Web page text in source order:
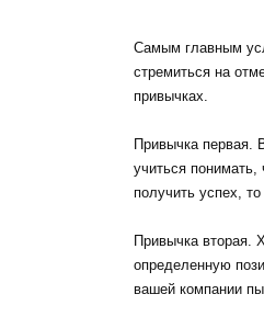
Самым главным
стремиться на
привычках.
Привычка первая.
учиться
получить успех,
Привычка вторая.
определенную
вашей компании